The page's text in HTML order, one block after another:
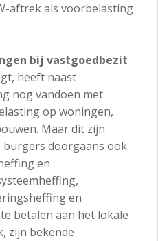
aftrek als voorbelasting
bij vastgoedbezit
heeft naast
nog vandoen met
op woningen,
Maar dit zijn
doorgaans ook
en
en
betalen aan het lokale
zijn bekende